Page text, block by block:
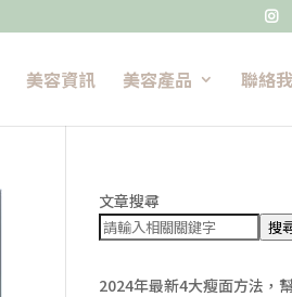

美容資訊 美容產品 聯絡
文章搜尋
搜
2024年最新4大瘦面方法，